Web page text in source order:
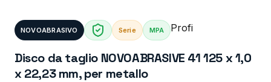
NOVOABRASIVO Serie MPA Profi
Disco da taglio NOVOABRASIVE 41 125 x 1,0
x 22,23 mm, per metallo